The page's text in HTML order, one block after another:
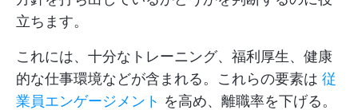
立ちます。
これには、十分なトレーニング、福利厚生、健康
的な仕事環境などが含まれる。これらの要素は 従
業員エンゲージメント を高め、離職率を下げる。